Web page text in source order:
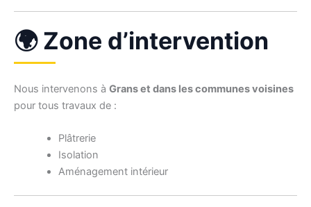
🌍 Zone d’intervention
Nous intervenons à Grans et dans les communes voisines
pour tous travaux de :
Plâtrerie
Isolation
Aménagement intérieur